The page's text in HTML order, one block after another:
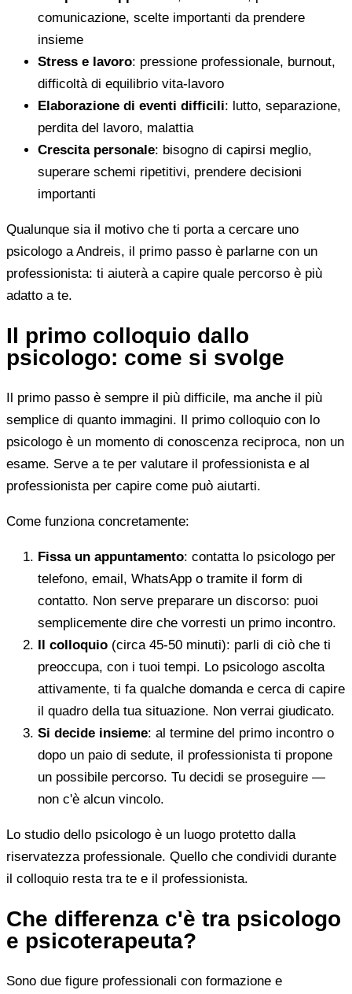
comunicazione, scelte importanti da prendere
insieme
Stress e lavoro: pressione professionale, burnout,
difficoltà di equilibrio vita-lavoro
Elaborazione di eventi difficili: lutto, separazione,
perdita del lavoro, malattia
Crescita personale: bisogno di capirsi meglio,
superare schemi ripetitivi, prendere decisioni
importanti
Qualunque sia il motivo che ti porta a cercare uno
psicologo a Andreis, il primo passo è parlarne con un
professionista: ti aiuterà a capire quale percorso è più
adatto a te.
Il primo colloquio dallo
psicologo: come si svolge
Il primo passo è sempre il più difficile, ma anche il più
semplice di quanto immagini. Il primo colloquio con lo
psicologo è un momento di conoscenza reciproca, non un
esame. Serve a te per valutare il professionista e al
professionista per capire come può aiutarti.
Come funziona concretamente:
Fissa un appuntamento: contatta lo psicologo per
telefono, email, WhatsApp o tramite il form di
contatto. Non serve preparare un discorso: puoi
semplicemente dire che vorresti un primo incontro.
Il colloquio (circa 45-50 minuti): parli di ciò che ti
preoccupa, con i tuoi tempi. Lo psicologo ascolta
attivamente, ti fa qualche domanda e cerca di capire
il quadro della tua situazione. Non verrai giudicato.
Si decide insieme: al termine del primo incontro o
dopo un paio di sedute, il professionista ti propone
un possibile percorso. Tu decidi se proseguire —
non c'è alcun vincolo.
Lo studio dello psicologo è un luogo protetto dalla
riservatezza professionale. Quello che condividi durante
il colloquio resta tra te e il professionista.
Che differenza c'è tra psicologo
e psicoterapeuta?
Sono due figure professionali con formazione e